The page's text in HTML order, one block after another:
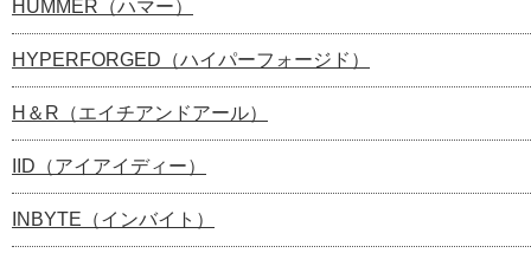
HUMMER（ハマー）
HYPERFORGED（ハイパーフォージド）
H＆R（エイチアンドアール）
IID（アイアイディー）
INBYTE（インバイト）